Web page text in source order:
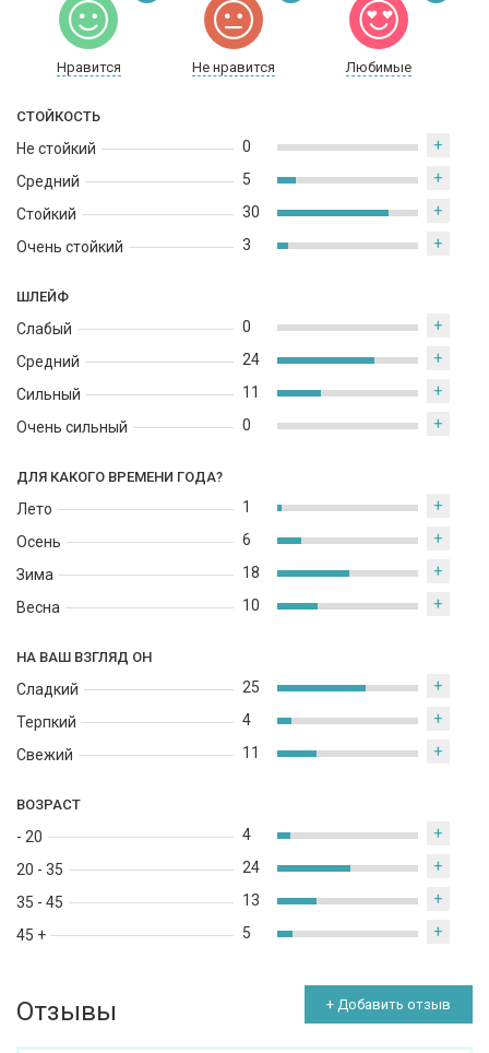
создают теплый и соблазнительный шлейф.
Burberry Weekend - это аромат, который подойдет девушкам,
которые любят свежесть и легкость в ароматах. Композиция
особенно в теплые солнечные дни. Он подчеркивает женскую
красоту и элегантность, добавляет уверенности и шарма в
обладательницы.
Нравится Не нравится Любимые
СТОЙКОСТЬ
Не стойкий
Средний
Стойкий
Очень стойкий
0 +
5 +
30 +
3 +
ШЛЕЙФ
Слабый
Средний
Сильный
Очень сильный
0 +
24 +
11 +
0 +
ДЛЯ КАКОГО ВРЕМЕНИ ГОДА?
Лето
Осень
Зима
Весна
1 +
6 +
18 +
10 +
НА ВАШ ВЗГЛЯД ОН
Сладкий
Терпкий
Свежий
25 +
4 +
11 +
ВОЗРАСТ
- 20
20 - 35
35 - 45
45 +
4 +
24 +
13 +
5 +
Отзывы + Добавить отзыв